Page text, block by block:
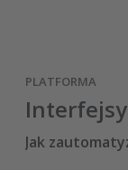
PLATFORMA
Jak